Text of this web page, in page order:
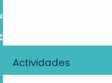
Actividades